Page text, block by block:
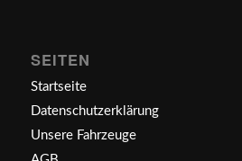
SEITEN
Startseite
Datenschutzerklärung
Unsere Fahrzeuge